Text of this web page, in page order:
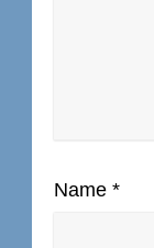
Name *